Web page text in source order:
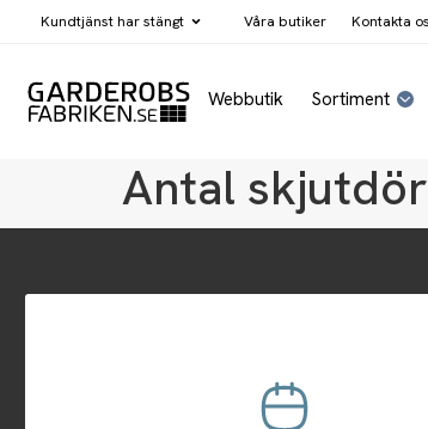
Webbutik Sortiment
Kundtjänst harstängt Våra butiker Kontakta
Antal